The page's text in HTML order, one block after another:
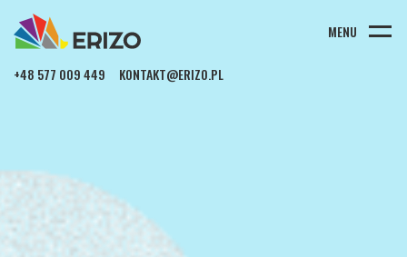
MENU
+48 577 009 449 KONTAKT@ERIZO.PL